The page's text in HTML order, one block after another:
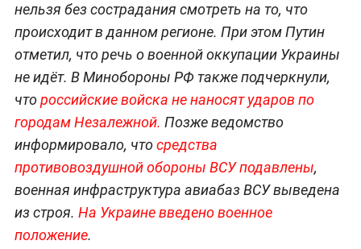
нельзя без сострадания смотреть на то, что
происходит в данном регионе. При этом Путин
отметил, что речь о военной оккупации Украины
не идёт. В Минобороны РФ также подчеркнули,
чтороссийские войска не наносят ударов по
городам Незалежной. Позже ведомство
информировало, чтосредства
противовоздушной обороны ВСУ подавлены,
военная инфраструктура авиабаз ВСУ выведена
из строя. На Украине введено военное
положение.